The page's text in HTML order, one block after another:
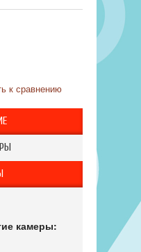
к сравнению
камеры: